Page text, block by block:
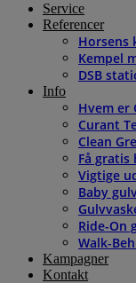
Service
Referencer
Horsens
Kempel
DSB
Info
Hvem er
Curant
Clean
Få
Vigtige
Baby
Ride-On
Walk-
Kampagner
Kontakt